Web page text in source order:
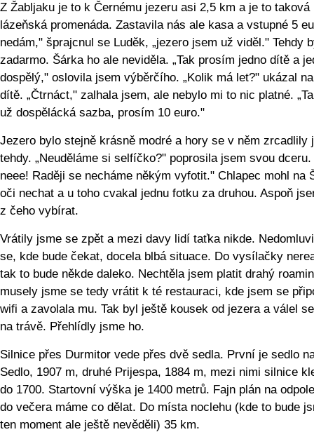
Z Žabljaku je to k Černému jezeru asi 2,5 km a je to taková
lázeňská promenáda. Zastavila nás ale kasa a vstupné 5
nedám," šprajcnul se Luděk, „jezero jsem už viděl." Tehdy
zadarmo. Šárka ho ale neviděla. „Tak prosím jedno dítě a
dospělý," oslovila jsem výběrčího. „Kolik má let?" ukázal
dítě. „Čtrnáct," zalhala jsem, ale nebylo mi to nic platné.
už dospělácká sazba, prosím 10 euro."
Jezero bylo stejně krásně modré a hory se v něm zrcadlily
tehdy. „Neuděláme si selfíčko?" poprosila jsem svou dceru.
neee! Raději se necháme někým vyfotit." Chlapec mohl na
oči nechat a u toho cvakal jednu fotku za druhou. Aspoň
z čeho vybírat.
Vrátily jsme se zpět a mezi davy lidí taťka nikde.
se, kde bude čekat, docela blbá situace. Do vysílačky
tak to bude někde daleko. Nechtěla jsem platit drahý
musely jsme se tedy vrátit k té restauraci, kde jsem se
wifi a zavolala mu. Tak byl ještě kousek od jezera a válel
na trávě. Přehlídly jsme ho.
Silnice přes Durmitor vede přes dvě sedla. První je sedlo
Sedlo, 1907 m, druhé Prijespa, 1884 m, mezi nimi silnice
do 1700. Startovní výška je 1400 metrů. Fajn plán na
do večera máme co dělat. Do místa noclehu (kde to bude
ten moment ale ještě nevěděli) 35 km.